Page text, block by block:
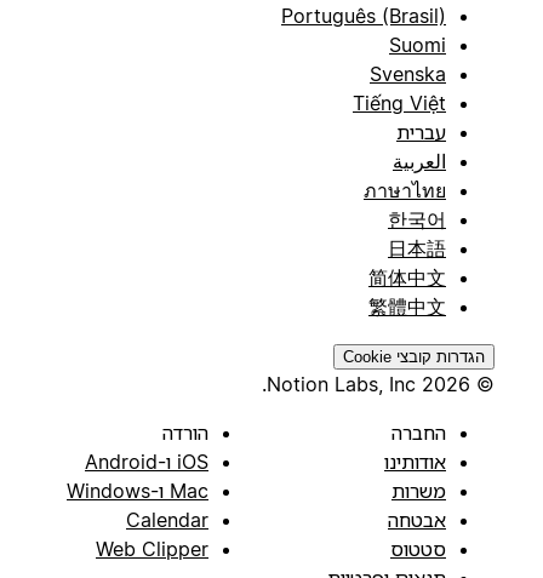
Português (Brasil)
Suomi
Svenska
Tiếng Việt
עברית
العربية
ภาษาไทย
한국어
日本語
简体中文
繁體中文
הגדרות קובצי Cookie
© 2026 Notion Labs, Inc.
החברה
אודותינו
משרות
אבטחה
סטטוס
הורדה
iOS ו-Android
Mac ו-Windows
Calendar
Web Clipper